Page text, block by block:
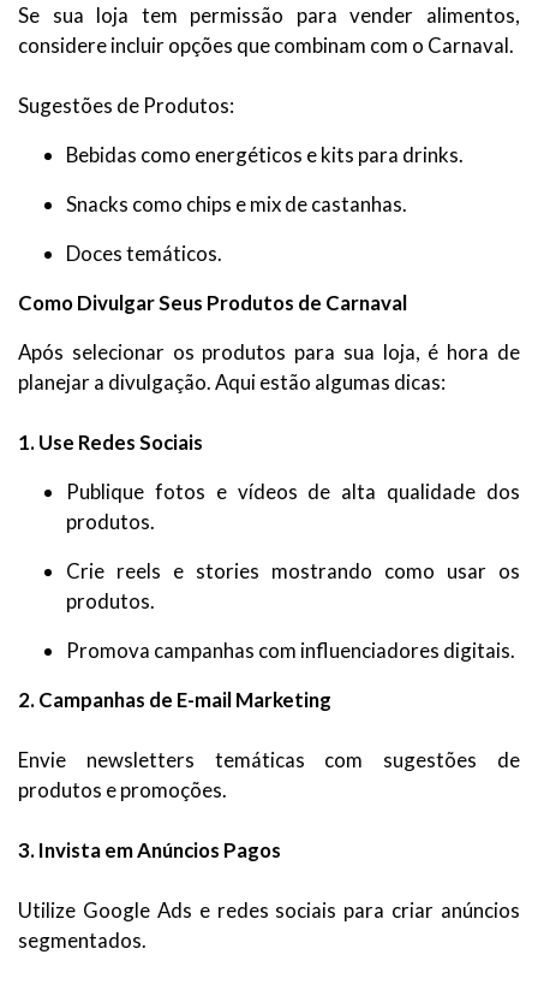
Se sua loja tem permissão para vender alimentos,
considere incluir opções que combinam com o Carnaval.
Sugestões de Produtos:
Bebidas como energéticos e kits para drinks.
Snacks como chips e mix de castanhas.
Doces temáticos.
Como Divulgar Seus Produtos de Carnaval
Após selecionar os produtos para sua loja, é hora de
planejar a divulgação. Aqui estão algumas dicas:
1. Use Redes Sociais
Publique fotos e vídeos de alta qualidade dos
produtos.
Crie reels e stories mostrando como usar os
produtos.
Promova campanhas com influenciadores digitais.
2. Campanhas de E-mail Marketing
Envie newsletters temáticas com sugestões de
produtos e promoções.
3. Invista em Anúncios Pagos
Utilize Google Ads e redes sociais para criar anúncios
segmentados.